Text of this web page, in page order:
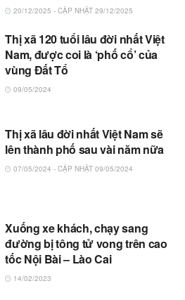
20/12/2025 - CẬP NHẬT 29/12/2025
Thị xã 120 tuổi lâu đời nhất Việt
Nam, được coi là ‘phố cổ’ của
vùng Đất Tổ
09/05/2024
Thị xã lâu đời nhất Việt Nam sẽ
lên thành phố sau vài năm nữa
07/05/2024 - CẬP NHẬT 09/05/2024
Xuống xe khách, chạy sang
đường bị tông tử vong trên cao
tốc Nội Bài – Lào Cai
14/02/2023